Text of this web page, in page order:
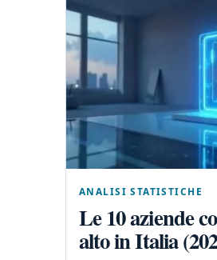
ANALISI STATISTICHE
Le 10 aziende
alto in Italia